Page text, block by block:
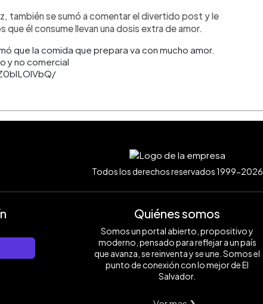
también se sumó a comentar el divertido post y le
él consume llevan una dosis extra de amor.
que la comida que prepara va con mucho amor.
y no comercial
Todos los derechos reservados 1999-2026
Quiénes somos
Somos un portal abierto, propositivo y
moderno, pensado para reflejar a un país
que avanza, se reinventa y se une. Somos el
punto de conexión con lo mejor de El
Salvador.